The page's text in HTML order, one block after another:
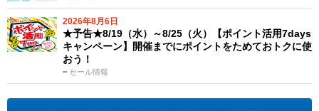
2026年8月6日
セール情報
★予告★8/19（水）～8/25（火）【ポイント活用7days
キャンペーン】開催までにポイントをためておトクに使
おう！